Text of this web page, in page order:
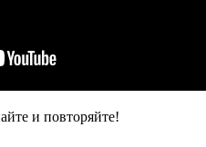
и повторяйте!